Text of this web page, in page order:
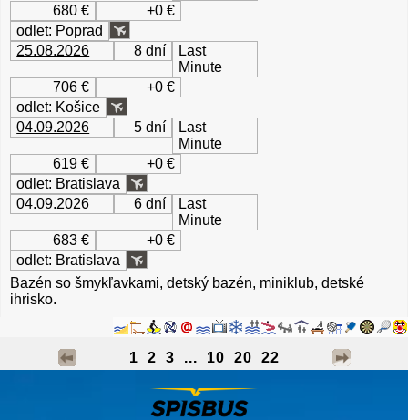
680 €
+0 €
odlet: Poprad
25.08.2026
8 dní
Last
Minute
706 €
+0 €
odlet: Košice
04.09.2026
5 dní
Last
Minute
619 €
+0 €
odlet: Bratislava
04.09.2026
6 dní
Last
Minute
683 €
+0 €
odlet: Bratislava
Bazén so šmykľavkami, detský bazén, miniklub, detské
ihrisko.
1 2 3 ... 10 20 22